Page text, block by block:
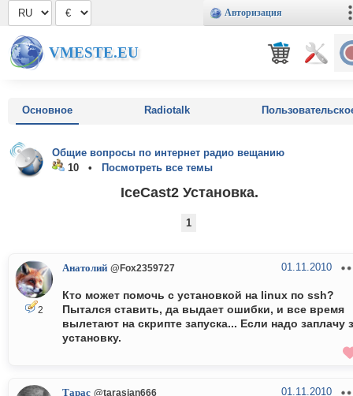
Авторизация
VMESTE.EU
Основное Radiotalk
Общие вопросы по интернет радио вещанию
10 •
Посмотреть все темы
IceCast2 Установка.
1
2
Анатолий @Fox2359727 01.11.2010
Кто может помочь с установкой на linux по ssh?
Пытался ставить, да выдает ошибки, и все время
вылетают на скрипте запуска... Если надо заплачу
установку.
Тарас @tarasian666 01.11.2010